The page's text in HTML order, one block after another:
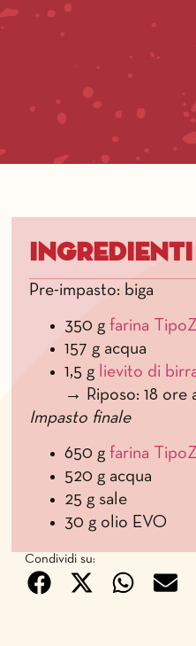
Ingredienti
Pre-impasto: biga
350 g farina
157 g acqua
1,5 g
lievito di
→ Riposo: 18 ore
Impasto finale
650 g farina
520 g acqua
25 g sale
30 g olio EVO
Condividi su: